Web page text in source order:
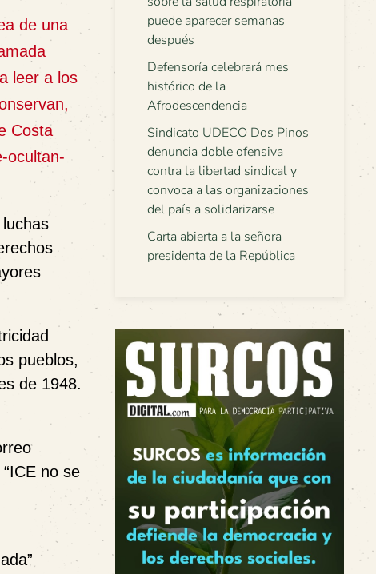
de una
leer a los
Costa
ocultan-
pueblos,
de 1948.
no se
puede aparecer semanas
después
Defensoría celebrará mes
histórico de la
Afrodescendencia
Sindicato UDECO Dos Pinos
denuncia doble ofensiva
contra la libertad sindical y
convoca a las organizaciones
del país a solidarizarse
Carta abierta a la señora
presidenta de la República